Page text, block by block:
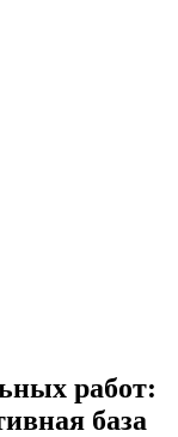
работ:
база